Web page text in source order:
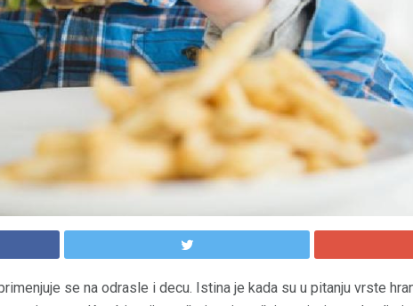
se na odrasle i decu. Istina je kada su u pitanju vrste